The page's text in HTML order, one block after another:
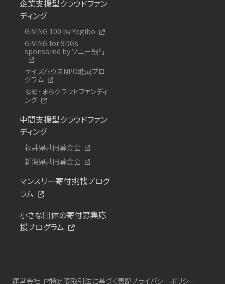
企業支援型クラウドファン
ディング
GIVING 100 by Yogibo
GIVING for SDGs
sponsored by ソニー銀行
ケイズハウスNPO助成プロ
グラム
ゆめ・まちクラウドファンディ
ング
中間支援型クラウドファン
ディング
福井県共同募金会
新潟県共同募金会
マンスリー寄付挑戦プログ
ラム
小さな団体の寄付募集応
援プログラム
運営会社 特定商取引法に基づく表記プライバシーポリシー